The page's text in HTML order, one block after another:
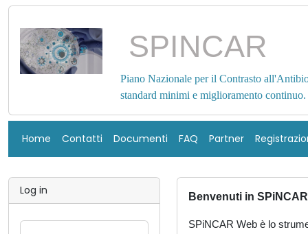
SPINCAR
Piano Nazionale per il Contrasto
standard minimi e miglioramento continuo.
Home Contatti Documenti FAQ Partner
Log in Benvenuti in
SPiNCAR Web è lo